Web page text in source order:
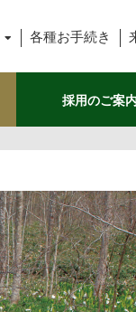
各種お手続き
採用のご案